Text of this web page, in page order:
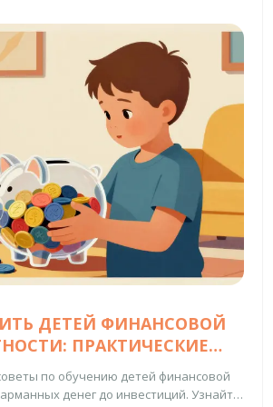
ДЕТЕЙ ФИНАНСОВОЙ
ПРАКТИЧЕСКИЕ
ПО ВОЗРАСТУ
по обучению детей финансовой
денег до инвестиций. Узнайте,